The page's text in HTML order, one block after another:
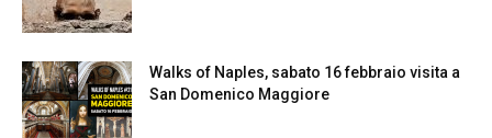
Walks of Naples, sabato 16 febbraio visita a
San Domenico Maggiore